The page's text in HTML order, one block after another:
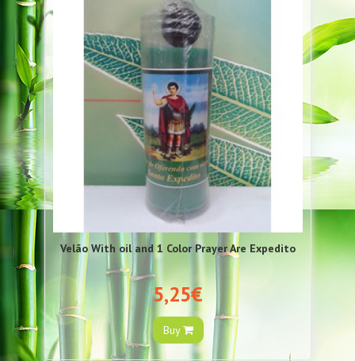
Velão With oil and 1 Color Prayer Are Expedito
5,25€
Buy